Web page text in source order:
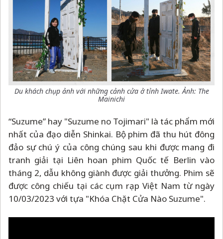
Du khách chụp ảnh với những cảnh cửa ở tỉnh Iwate. Ảnh: The
Mainichi
“Suzume” hay "Suzume no Tojimari" là tác phẩm mới
nhất của đạo diễn Shinkai. Bộ phim đã thu hút đông
đảo sự chú ý của công chúng sau khi được mang đi
tranh giải tại Liên hoan phim Quốc tế Berlin vào
tháng 2, dẫu không giành được giải thưởng. Phim sẽ
được công chiếu tại các cụm rạp Việt Nam từ ngày
10/03/2023 với tựa "Khóa Chặt Cửa Nào Suzume".